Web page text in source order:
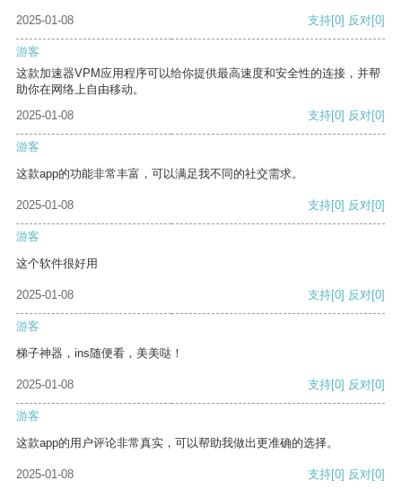
2025-01-08 支持[0] 反对[0]
游客
这款加速器VPM应用程序可以给你提供最高速度和安全性的连接，并帮
助你在网络上自由移动。
2025-01-08
支持[0] 反对[0]
游客
这款app的功能非常丰富，可以满足我不同的社交需求。
2025-01-08 支持[0] 反对[0]
游客
这个软件很好用
2025-01-08 支持[0] 反对[0]
游客
梯子神器，ins随便看，美美哒！
2025-01-08 支持[0] 反对[0]
游客
这款app的用户评论非常真实，可以帮助我做出更准确的选择。
2025-01-08 支持[0] 反对[0]